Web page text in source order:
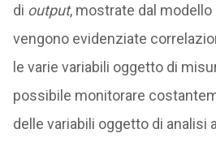
di output, mostrate dal
vengono evidenziate
le varie variabili oggetto di
possibile monitorare
delle variabili oggetto di analisi